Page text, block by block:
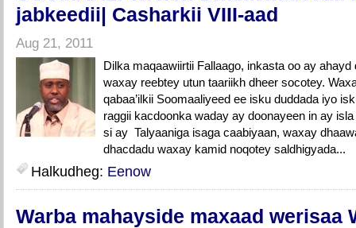
jabkeedii| Casharkii VIII-aad
Aug 21, 2011
Dilka maqaawiirtii Fallaago, inkasta oo ay
waxay reebtey utun taariikh dheer socotey.
qabaa’ilkii Soomaaliyeed ee isku duddada iyo
raggii kacdoonka waday ay doonayeen in ay
si ay Talyaaniga isaga caabiyaan, waxay
dhacdadu waxay kamid noqotey saldhigyada...
Halkudheg: Eenow
Warba mahayside maxaad werisaa